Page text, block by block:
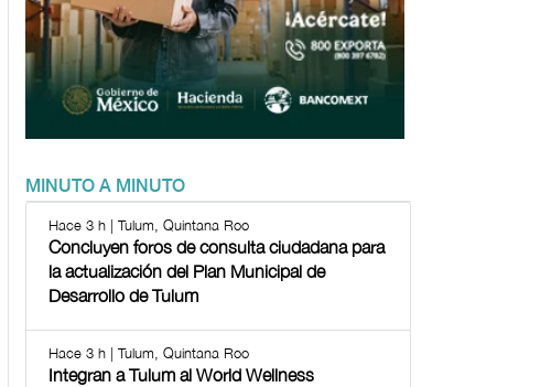
MINUTO A MINUTO
Hace 3 h | Tulum, Quintana Roo
Concluyen foros de consulta ciudadana para
la actualización del Plan Municipal de
Desarrollo de Tulum
Hace 3 h | Tulum, Quintana Roo
Integran a Tulum al World Wellness